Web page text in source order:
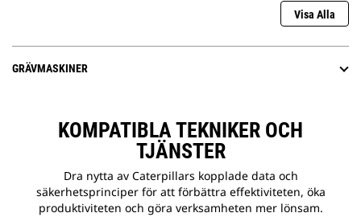
Visa Alla
GRÄVMASKINER
KOMPATIBLA TEKNIKER OCH
TJÄNSTER
Dra nytta av Caterpillars kopplade data och
säkerhetsprinciper för att förbättra effektiviteten, öka
produktiviteten och göra verksamheten mer lönsam.